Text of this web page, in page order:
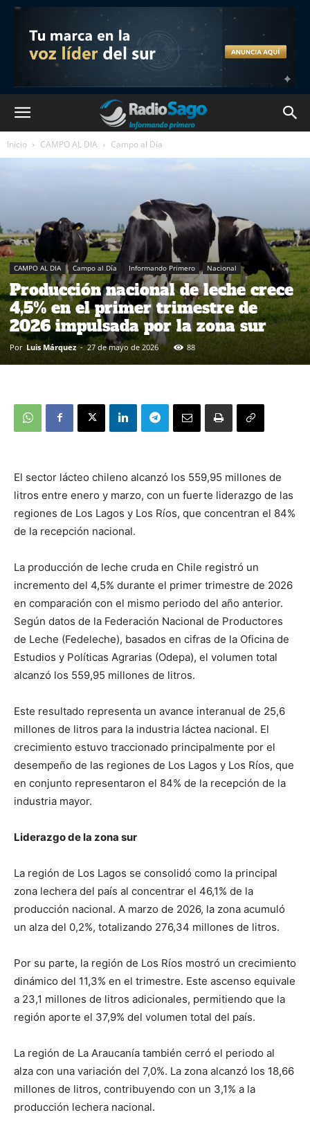
Inicio CAMPO AL DIA Campo al Día
CAMPO AL DIA Campo al Día Informando Primero Nacional
Producción nacional de leche crece
4,5% en el primer trimestre de
2026 impulsada por la zona sur
Por Luis Márquez - 27 de mayo de 2026 88
El sector lácteo chileno alcanzó los 559,95 millones de
litros entre enero y marzo, con un fuerte liderazgo de las
regiones de Los Lagos y Los Ríos, que concentran el 84%
de la recepción nacional.
La producción de leche cruda en Chile registró un
incremento del 4,5% durante el primer trimestre de 2026
en comparación con el mismo periodo del año anterior.
Según datos de la Federación Nacional de Productores
de Leche (Fedeleche), basados en cifras de la Oficina de
Estudios y Políticas Agrarias (Odepa), el volumen total
alcanzó los 559,95 millones de litros.
Este resultado representa un avance interanual de 25,6
millones de litros para la industria láctea nacional. El
crecimiento estuvo traccionado principalmente por el
desempeño de las regiones de Los Lagos y Los Ríos, que
en conjunto representaron el 84% de la recepción de la
industria mayor.
Liderazgo de la zona sur
La región de Los Lagos se consolidó como la principal
zona lechera del país al concentrar el 46,1% de la
producción nacional. A marzo de 2026, la zona acumuló
un alza del 0,2%, totalizando 276,34 millones de litros.
Por su parte, la región de Los Ríos mostró un crecimiento
dinámico del 11,3% en el trimestre. Este ascenso equivale
a 23,1 millones de litros adicionales, permitiendo que la
región aporte el 37,9% del volumen total del país.
La región de La Araucanía también cerró el periodo al
alza con una variación del 7,0%. La zona alcanzó los 18,66
millones de litros, contribuyendo con un 3,1% a la
producción lechera nacional.